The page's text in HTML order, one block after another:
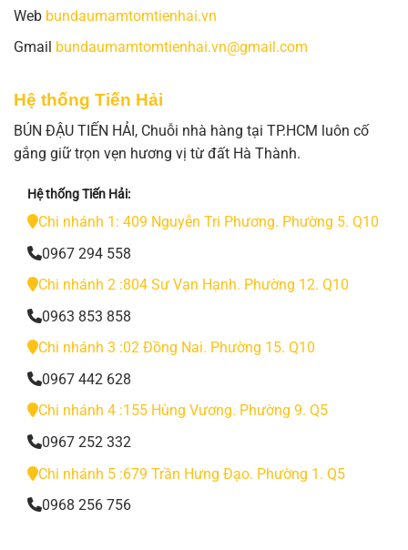
Web bundaumamtomtienhai.vn
Gmail bundaumamtomtienhai.vn@gmail.com
Hệ thống Tiến Hải
BÚN ĐẬU TIẾN HẢI, Chuỗi nhà hàng tại TP.HCM luôn cố
gắng giữ trọn vẹn hương vị từ đất Hà Thành.
Hệ thống Tiến Hải:
Chi nhánh 1: 409 Nguyễn Tri Phương. Phường 5. Q10
0967 294 558
Chi nhánh 2 :804 Sư Vạn Hạnh. Phường 12. Q10
0963 853 858
Chi nhánh 3 :02 Đồng Nai. Phường 15. Q10
0967 442 628
Chi nhánh 4 :155 Hùng Vương. Phường 9. Q5
0967 252 332
Chi nhánh 5 :679 Trần Hưng Đạo. Phường 1. Q5
0968 256 756